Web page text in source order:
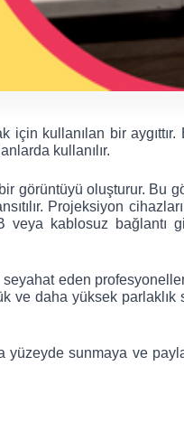
kullanılan bir
kullanılır.
görüntüyü oluşturur. Bu
Projeksiyon
kablosuz bağlantı
eden
ve daha yüksek
sunmaya ve